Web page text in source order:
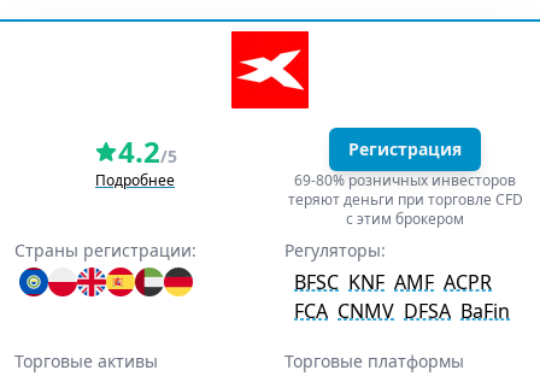
4.2/5
Подробнее
Регистрация
69-80% розничных инвесторов
теряют деньги при торговле CFD
с этим брокером
Страны регистрации: Регуляторы:
BFSC KNF AMF ACPR
FCA CNMV DFSA BaFin
Торговые активы
Торговые платформы